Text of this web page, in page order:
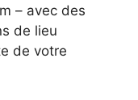
– avec des
de lieu
de votre